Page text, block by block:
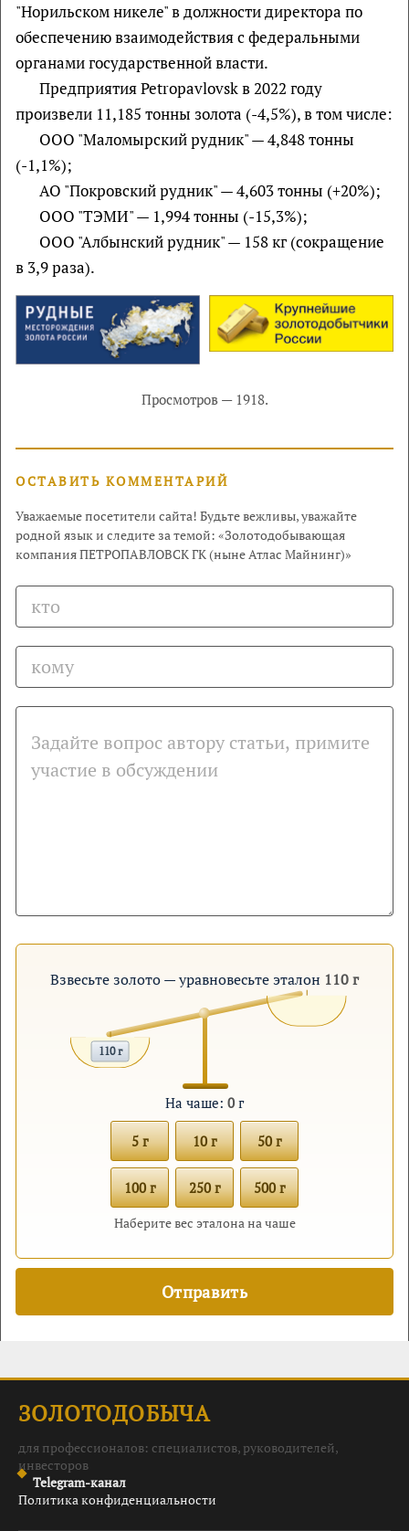
"Норильском никеле" в должности директора по
обеспечению взаимодействия с федеральными
органами государственной власти.
Предприятия Petropavlovsk в 2022 году
произвели 11,185 тонны золота (-4,5%), в том числе:
ООО "Маломырский рудник" — 4,848 тонны
(-1,1%);
АО "Покровский рудник" — 4,603 тонны (+20%);
ООО "ТЭМИ" — 1,994 тонны (-15,3%);
ООО "Албынский рудник" — 158 кг (сокращение
в 3,9 раза).
Просмотров — 1918.
ОСТАВИТЬ КОММЕНТАРИЙ
Уважаемые посетители сайта! Будьте вежливы, уважайте
родной язык и следите за темой: «Золотодобывающая
компания ПЕТРОПАВЛОВСК ГК (ныне Атлас Майнинг)»
Взвесьте золото — уравновесьте эталон 110 г
110 г
На чаше: 0 г
5 г 10 г 50 г
100 г 250 г 500 г
Наберите вес эталона на чаше
ЗОЛОТОДОБЫЧА
для профессионалов: специалистов, руководителей,
инвесторов
Telegram-канал
Политика конфиденциальности